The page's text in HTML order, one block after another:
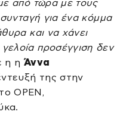
από τώρα με τους
για ένα κόμμα
και να χάνει
προσέγγιση δεν
η η Άννα
της στην
ΟΡΕΝ,